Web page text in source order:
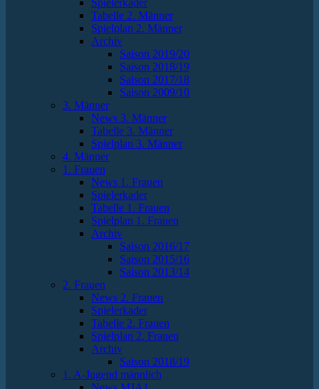
Tabelle 2. Männer
Spielplan 2. Männer
Archiv
Saison 2019/20
Saison 2018/19
Saison 2017/18
Saison 2009/10
3. Männer
News 3. Männer
Tabelle 3. Männer
Spielplan 3. Männer
4. Männer
1. Frauen
News 1. Frauen
Spielerkader
Tabelle 1. Frauen
Spielplan 1. Frauen
Archiv
Saison 2016/17
Saison 2015/16
Saison 2013/14
2. Frauen
News 2. Frauen
Spielerkader
Tabelle 2. Frauen
Spielplan 2. Frauen
Archiv
Saison 2018/19
1. A-Jugend männlich